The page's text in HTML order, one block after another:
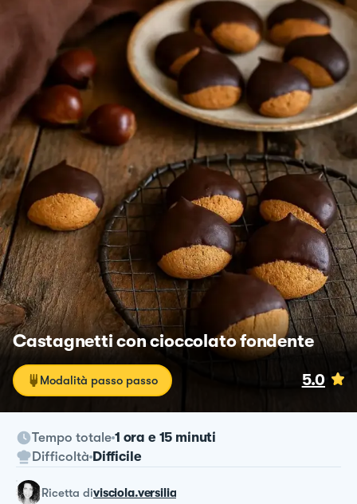
Castagnetti con cioccolato fondente
Modalità passo passo 5.0
Tempo totale 1 ora e 15 minuti
Difficoltà Difficile
ricetta divisciola.versilia